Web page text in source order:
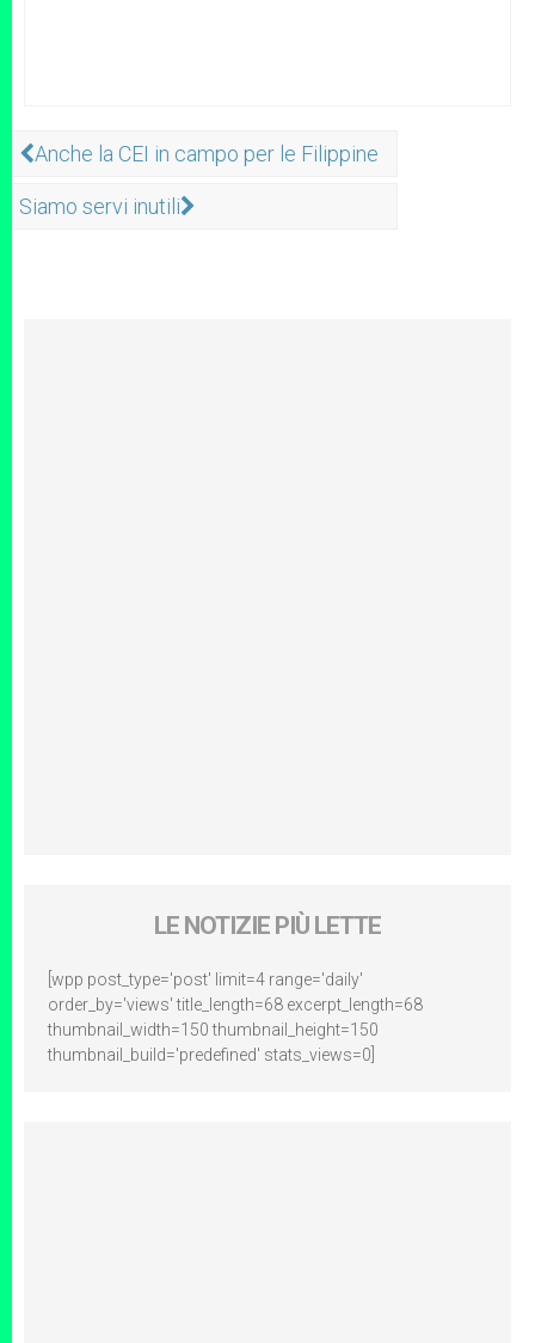
Anche la CEI in campo per le Filippine
Siamo servi inutili
LE NOTIZIE PIÙ LETTE
[wpp post_type='post' limit=4 range='daily'
order_by='views' title_length=68 excerpt_length=68
thumbnail_width=150 thumbnail_height=150
thumbnail_build='predefined' stats_views=0]